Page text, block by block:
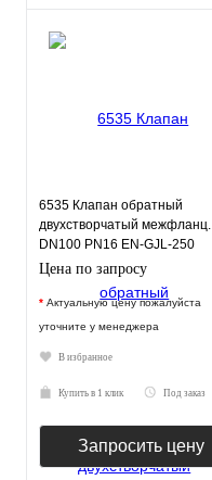
6535 Клапан обратный
двухстворчатый межфланц.
DN100 PN16 EN-GJL-250
нерж.сталь EPDM JAFAR
Цена по запросу
* Актуальную цену пожалуйста
уточните у менеджера
В избранное
Купить в 1 клик Под заказ
Запросить цену